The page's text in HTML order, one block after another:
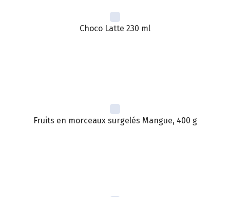
Choco Latte 230 ml
Fruits en morceaux surgelés Mangue, 400 g